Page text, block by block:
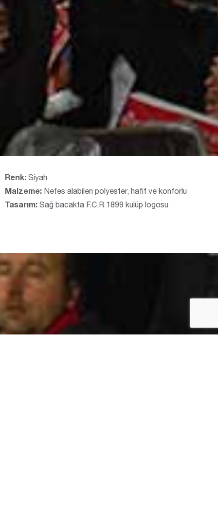
Renk: Siyah
Malzeme: Nefes alabilen polyester, hafif ve konforlu
Tasarım: Sağ bacakta F.C.R 1899 kulüp logosu